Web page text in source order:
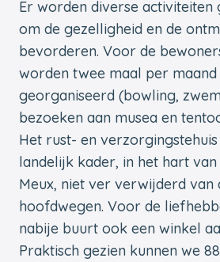
Er worden diverse activiteiten
om de gezelligheid en de
bevorderen. Voor de
worden twee maal per maand
georganiseerd (bowling,
bezoeken aan musea en
Het rust- en
landelijk kader, in het hart
Meux, niet ver verwijderd van
hoofdwegen. Voor de
nabije buurt ook een winkel
Praktisch gezien kunnen we